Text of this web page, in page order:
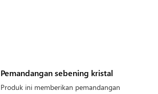
Pemandangan sebening kristal
Produk ini memberikan pemandangan